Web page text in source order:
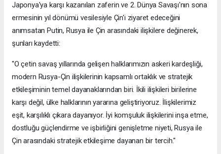
Japonya'ya karşı kazanılan zaferin ve 2. Dünya Savaşı'nın sona
ermesinin yıl dönümü vesilesiyle Çin'i ziyaret edeceğini
anımsatan Putin, Rusya ile Çin arasındaki ilişkilere değinerek,
şunları kaydetti:
"O çetin savaş yıllarında gelişen halklarımızın askeri kardeşliği,
modern Rusya-Çin ilişkilerinin kapsamlı ortaklık ve stratejik
etkileşiminin temel dayanaklarından biri. İkili ilişkileri birilerine
karşı değil, ülke halklarının yararına geliştiriyoruz. İlişkilerimiz
eşit, karşılıklı çıkara dayanıyor. İyi komşuluk ilişkilerini inşa etme,
dostluğu güçlendirme ve işbirliğini genişletme niyeti, Rusya ile
Çin arasındaki stratejik etkileşime dayanan bir tercih."